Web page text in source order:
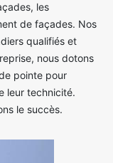
les
de façades. Nos
qualifiés et
nous dotons
pointe pour
leur technicité.
le succès.